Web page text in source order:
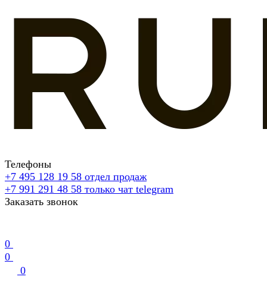
Телефоны
+7 495 128 19 58 отдел продаж
+7 991 291 48 58 только чат telegram
Заказать звонок
0
0
0